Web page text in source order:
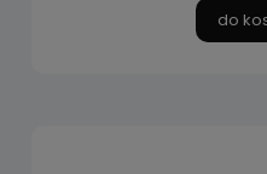
do